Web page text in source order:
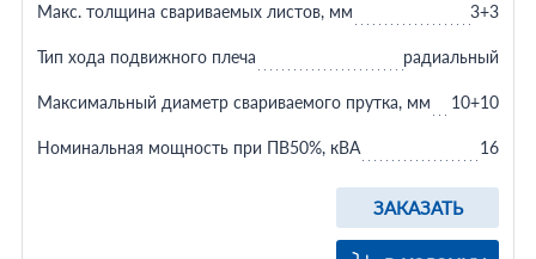
ЗАКАЗАТЬ
Макс. толщина свариваемых листов, мм 3+3
Тип хода подвижного плеча радиальный
Максимальный диаметр свариваемого прутка, мм 10+10
Номинальная мощность при ПВ50%, кВА 16